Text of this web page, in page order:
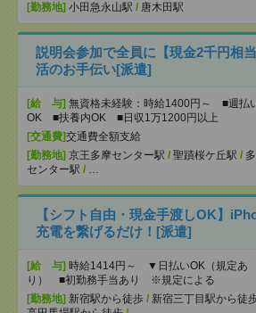
[勤務地] 小田急永山駅 / 唐木田駅
説明会参加で全員に【現金2千円相
活のお手伝い[派遣]
[給 与] 無資格未経験：時給1400円～ ■週払
OK ■扶養内OK ■日収1万1200円以上
[交通費]交通費全額支給
[勤務地] 京王多摩センター駅 / 聖蹟桜ケ丘駅 /
センター駅 / …
【シフト自由・現金手渡しOK】
充電を繋げるだけ！[派遣]
[給 与] 時給1414円～ ▼日払いOK（規定あ
り） ■初勤務手当あり ※規定による
[勤務地] 新宿駅から徒歩 / 新宿三丁目駅から徒